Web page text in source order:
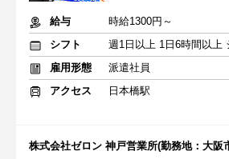
給与
時給1300円～
シフト
雇用形態
派遣社員
アクセス
日本橋駅
株式会社ゼロン 神戸営業所(勤務地：大阪